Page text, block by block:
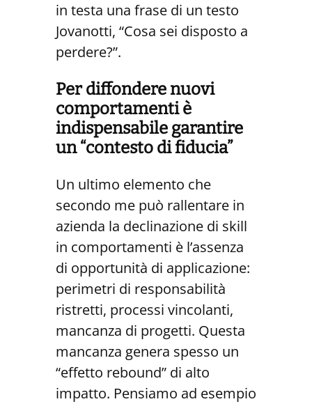
in testa una frase di un testo
Jovanotti, “Cosa sei disposto a
perdere?”.
Per diffondere nuovi
comportamenti è
indispensabile garantire
un “contesto di fiducia”
Un ultimo elemento che
secondo me può rallentare in
azienda la declinazione di skill
in comportamenti è l’assenza
di opportunità di applicazione:
perimetri di responsabilità
ristretti, processi vincolanti,
mancanza di progetti. Questa
mancanza genera spesso un
“effetto rebound” di alto
impatto. Pensiamo ad esempio